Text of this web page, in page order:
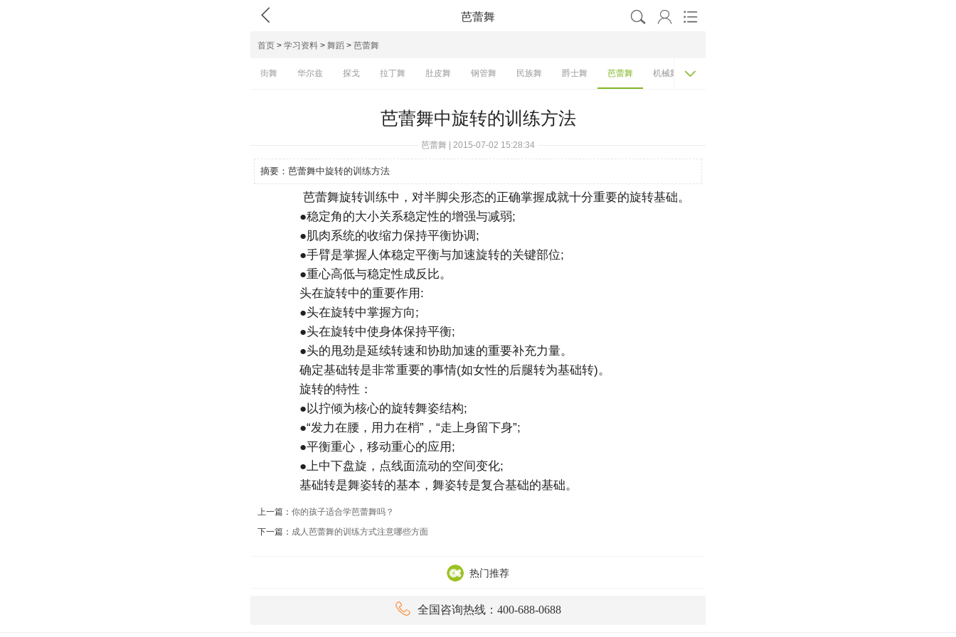
 芭蕾舞   
首页 > 学习资料 > 舞蹈 > 芭蕾舞
街舞 华尔兹 探戈 拉丁舞 肚皮舞 钢管舞 民族舞 爵士舞 芭蕾舞 机械舞 
芭蕾舞中旋转的训练方法
芭蕾舞 | 2015-07-02 15:28:34
摘要： 芭蕾舞中旋转的训练方法
芭蕾舞旋转训练中，对半脚尖形态的正确掌握成就十分重要的旋转基础。
●稳定角的大小关系稳定性的增强与减弱;
●肌肉系统的收缩力保持平衡协调;
●手臂是掌握人体稳定平衡与加速旋转的关键部位;
●重心高低与稳定性成反比。
头在旋转中的重要作用:
●头在旋转中掌握方向;
●头在旋转中使身体保持平衡;
●头的甩劲是延续转速和协助加速的重要补充力量。
确定基础转是非常重要的事情(如女性的后腿转为基础转)。
旋转的特性：
●以拧倾为核心的旋转舞姿结构;
●“发力在腰，用力在梢”，“走上身留下身”;
●平衡重心，移动重心的应用;
●上中下盘旋，点线面流动的空间变化;
基础转是舞姿转的基本，舞姿转是复合基础的基础。
上一篇： 你的孩子适合学芭蕾舞吗？
下一篇： 成人芭蕾舞的训练方式注意哪些方面
热门推荐
 全国咨询热线：400-688-0688